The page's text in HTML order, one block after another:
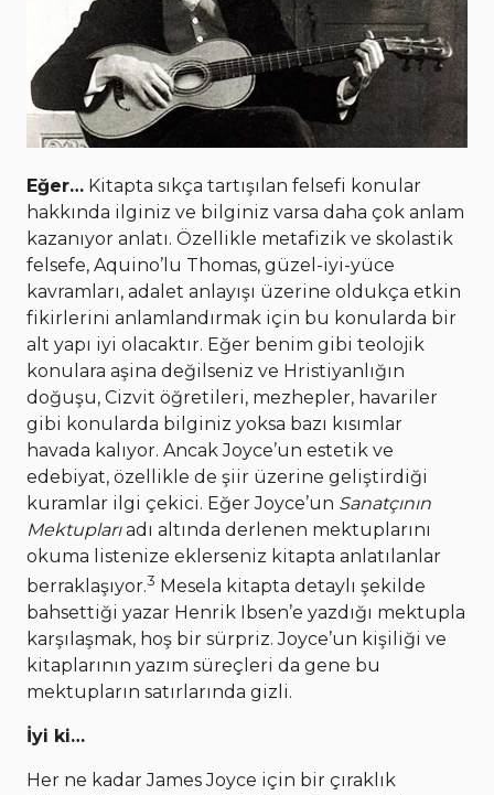
Eğer… Kitapta sıkça tartışılan felsefi konular
hakkında ilginiz ve bilginiz varsa daha çok anlam
kazanıyor anlatı. Özellikle metafizik ve skolastik
felsefe, Aquino’lu Thomas, güzel-iyi-yüce
kavramları, adalet anlayışı üzerine oldukça etkin
fikirlerini anlamlandırmak için bu konularda bir
alt yapı iyi olacaktır. Eğer benim gibi teolojik
konulara aşina değilseniz ve Hristiyanlığın
doğuşu, Cizvit öğretileri, mezhepler, havariler
gibi konularda bilginiz yoksa bazı kısımlar
havada kalıyor. Ancak Joyce’un estetik ve
edebiyat, özellikle de şiir üzerine geliştirdiği
kuramlar ilgi çekici. Eğer Joyce’un Sanatçının
Mektuplarıadı altında derlenen mektuplarını
okuma listenize eklerseniz kitapta anlatılanlar
berraklaşıyor.3 Mesela kitapta detaylı şekilde
bahsettiği yazar Henrik Ibsen’e yazdığı mektupla
karşılaşmak, hoş bir sürpriz. Joyce’un kişiliği ve
kitaplarının yazım süreçleri da gene bu
mektupların satırlarında gizli.
İyi ki…
Her ne kadar James Joyce için bir çıraklık